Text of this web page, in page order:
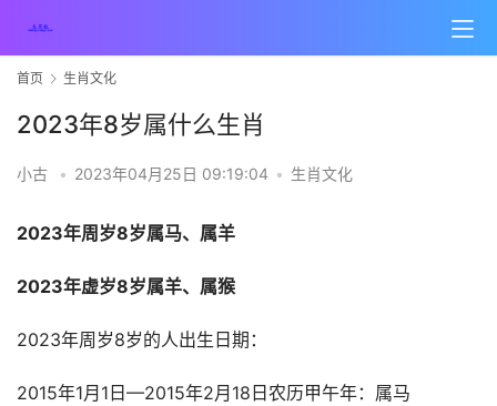
首页 生肖文化
2023年8岁属什么生肖
小古 • 2023年04月25日 09:19:04 • 生肖文化
2023年周岁8岁属马、属羊
2023年虚岁8岁属羊、属猴
2023年周岁8岁的人出生日期：
2015年1月1日—2015年2月18日农历甲午年：属马